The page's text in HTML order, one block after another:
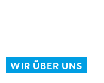
WIR ÜBER UNS